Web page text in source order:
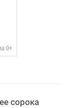
сорока